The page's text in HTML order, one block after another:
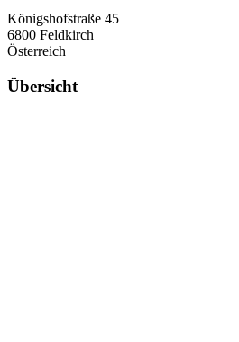
Königshofstraße 45
6800 Feldkirch
Österreich
Übersicht